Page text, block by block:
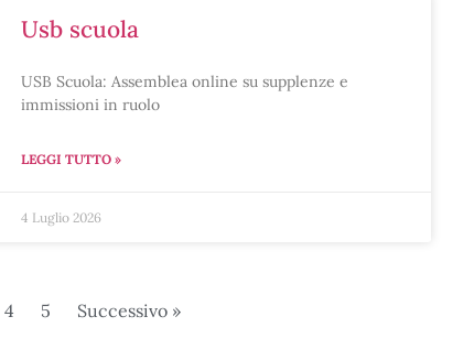
usb scuola
USB Scuola: Assemblea online su supplenze e
immissioni in ruolo
LEGGI TUTTO »
4 Luglio 2026
4 5 Successivo »